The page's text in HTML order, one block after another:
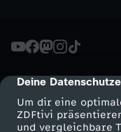
cmp-dialog-
Deine
Um dir eine
ZDFtivi
und vergleichbare
A
k
t